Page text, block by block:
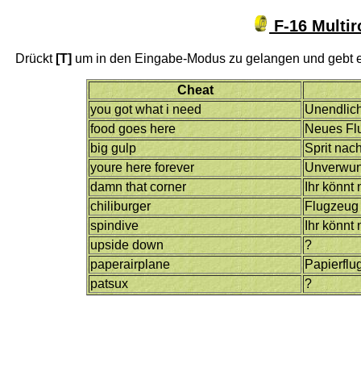
F-16
Drückt [T] um in den Eingabe-Modus zu gelangen und gebt
Cheat
you got what i need
food goes here
Neues
big gulp
Sprit
youre here forever
damn that corner
Ihr könnt
chiliburger
spindive
Ihr
upside down
?
paperairplane
patsux
?